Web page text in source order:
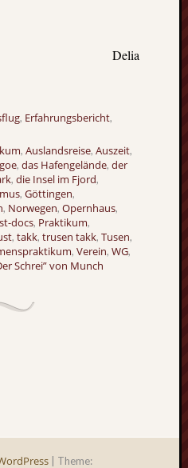
Delia
, Erfahrungsbericht,
, Auslandsreise, Auszeit,
, das Hafengelände, der
, die Insel im Fjord,
, Göttingen,
, Norwegen, Opernhaus,
docs, Praktikum,
, takk, trusen takk, Tusen,
, Verein, WG,
Schrei” von Munch
Theme: